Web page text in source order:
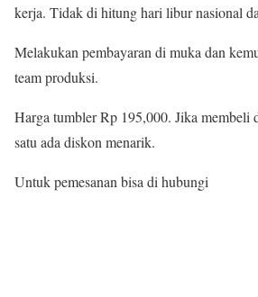
kerja. Tidak di hitung hari libur nasional
Melakukan pembayaran di muka dan
team produksi.
Harga tumbler Rp 195,000. Jika membeli
satu ada diskon menarik.
Untuk pemesanan bisa di hubungi